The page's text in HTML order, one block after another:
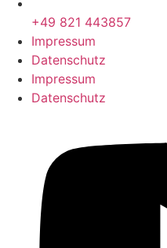
+49 821 443857
Impressum
Datenschutz
Impressum
Datenschutz